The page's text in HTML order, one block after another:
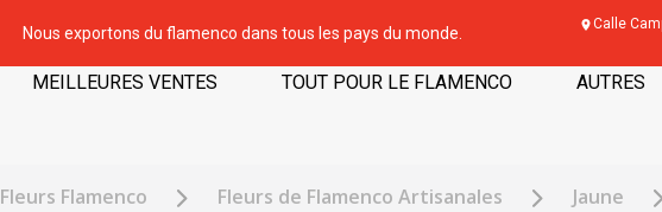
Nous exportons du flamenco dans tous les pays du monde.
Calle
MEILLEURES VENTES TOUT POUR LE FLAMENCO AUTRES
Fleurs Flamenco Fleurs de Flamenco Artisanales Jaune